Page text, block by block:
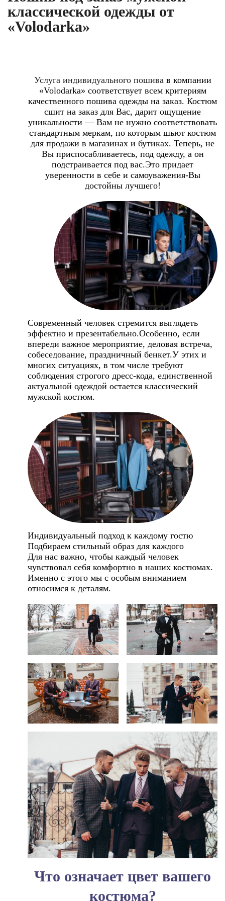
классической одежды от
«Volodarka»
Услуга индивидуального пошива в компании
«Volodarka» соответствует всем критериям
качественного пошива одежды на заказ. Костюм
сшит на заказ для Вас, дарит ощущение
уникальности — Вам не нужно соответствовать
стандартным меркам, по которым шьют костюм
для продажи в магазинах и бутиках. Теперь, не
Вы приспосабливаетесь, под одежду, а он
подстраивается под вас.Это придает
уверенности в себе и самоуважения-Вы
достойны лучшего!
Современный человек стремится выглядеть
эффектно и презентабельно.Особенно, если
впереди важное мероприятие, деловая встреча,
собеседование, праздничный бенкет.У этих и
многих ситуациях, в том числе требуют
соблюдения строгого дресс-кода, единственной
актуальной одеждой остается классический
мужской костюм.
Индивидуальный подход к каждому гостю
Подбираем стильный образ для каждого
Для нас важно, чтобы каждый человек
чувствовал себя комфортно в наших костюмах.
Именно с этого мы с особым вниманием
относимся к деталям.
Что означает цвет вашего
костюма?